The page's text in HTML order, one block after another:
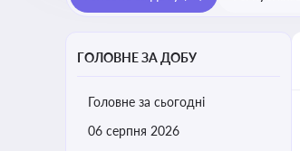
ГОЛОВНЕ ЗА ДОБУ
Головне за сьогодні
06 серпня 2026